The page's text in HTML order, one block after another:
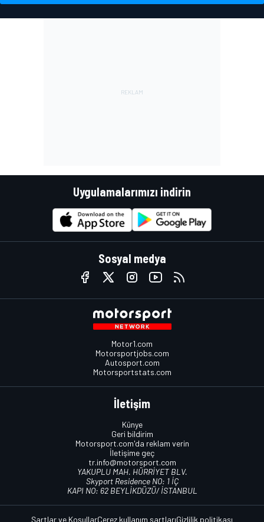
Uygulamalarımızı indirin
Sosyal medya
Motor1.com
Motorsportjobs.com
Autosport.com
Motorsportstats.com
İletişim
Künye
Geri bildirim
Motorsport.com'da reklam verin
İletişime geç
tr.info@motorsport.com
YAKUPLU MAH. HÜRRİYET BLV.
Skyport Residence NO: 1 İÇ
KAPI NO: 62 BEYLİKDÜZÜ/ İSTANBUL
Şartlar ve KoşullarÇerez kullanım şartlarıGizlilik politikası